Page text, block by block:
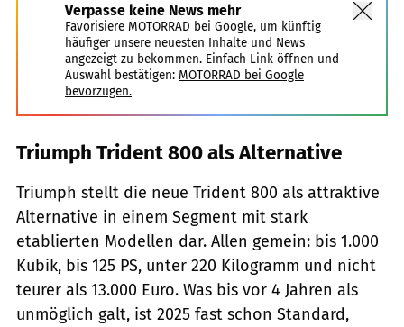
Verpasse keine News mehr
Favorisiere MOTORRAD bei Google, um künftig
häufiger unsere neuesten Inhalte und News
angezeigt zu bekommen. Einfach Link öffnen und
Auswahl bestätigen: MOTORRAD bei Google
bevorzugen.
Triumph Trident 800 als Alternative
Triumph stellt die neue Trident 800 als attraktive
Alternative in einem Segment mit stark
etablierten Modellen dar. Allen gemein: bis 1.000
Kubik, bis 125 PS, unter 220 Kilogramm und nicht
teurer als 13.000 Euro. Was bis vor 4 Jahren als
unmöglich galt, ist 2025 fast schon Standard,